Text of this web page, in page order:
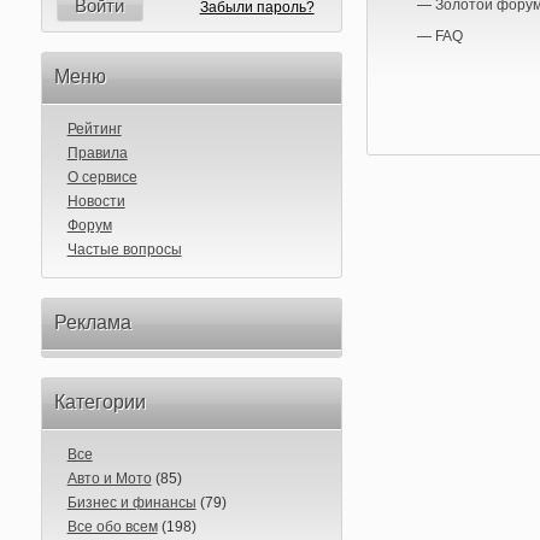
Войти Забыли пароль?
Меню
Рейтинг
Правила
О сервисе
Новости
Форум
Частые вопросы
Реклама
Категории
Все
Авто и Мото(85)
Бизнес и финансы (79)
Все обо всем(198)
— Золотой
— FAQ